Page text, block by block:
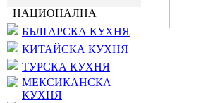
НАЦИОНАЛНА
БЪЛГАРСКА КУХНЯ
КИТАЙСКА КУХНЯ
ТУРСКА КУХНЯ
МЕКСИКАНСКА
КУХНЯ